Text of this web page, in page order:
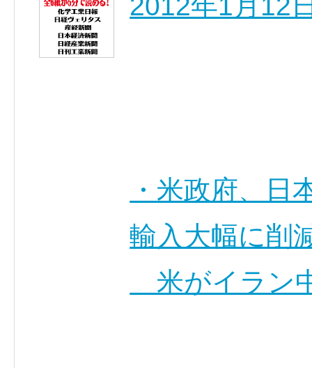
・米政府、日
輸入大幅に削
米がイラ